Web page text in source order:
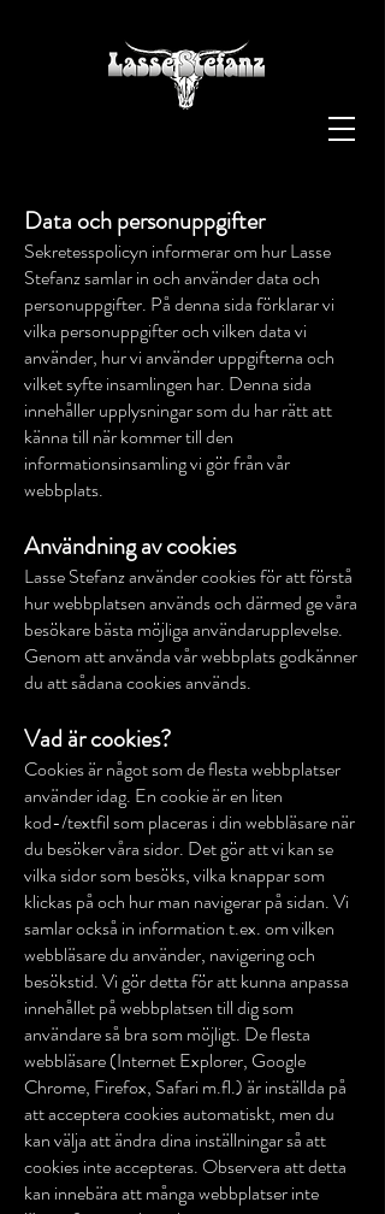
Data och personuppgifter
Sekretesspolicyn informerar om hur Lasse
Stefanz samlar in och använder data och
personuppgifter. På denna sida förklarar vi
vilka personuppgifter och vilken data vi
använder, hur vi använder uppgifterna och
vilket syfte insamlingen har. Denna sida
innehåller upplysningar som du har rätt att
känna till när kommer till den
informationsinsamling vi gör från vår
webbplats.
Användning av cookies
Lasse Stefanz använder cookies för att förstå
hur webbplatsen används och därmed ge våra
besökare bästa möjliga användarupplevelse.
Genom att använda vår webbplats godkänner
du att sådana cookies används.
Vad är cookies?
Cookies är något som de flesta webbplatser
använder idag. En cookie är en liten
kod-/textfil som placeras i din webbläsare när
du besöker våra sidor. Det gör att vi kan se
vilka sidor som besöks, vilka knappar som
klickas på och hur man navigerar på sidan. Vi
samlar också in information t.ex. om vilken
webbläsare du använder, navigering och
besökstid. Vi gör detta för att kunna anpassa
innehållet på webbplatsen till dig som
användare så bra som möjligt. De flesta
webbläsare (Internet Explorer, Google
Chrome, Firefox, Safari m.fl.) är inställda på
att acceptera cookies automatiskt, men du
kan välja att ändra dina inställningar så att
cookies inte accepteras. Observera att detta
kan innebära att många webbplatser inte